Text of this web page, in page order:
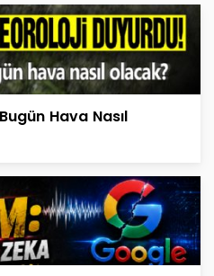
Hava Nasıl